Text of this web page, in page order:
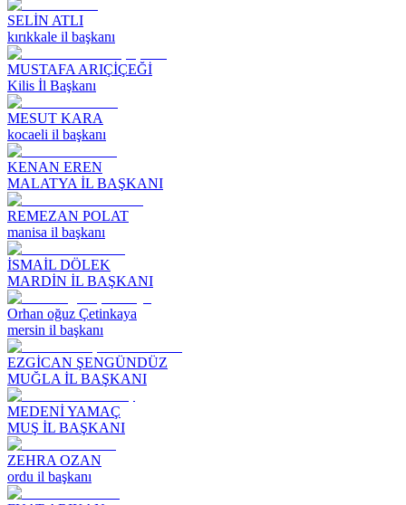
SELİN ATLI
kırıkkale il başkanı
MUSTAFA ARIÇİÇEĞİ
Kilis İl Başkanı
MESUT KARA
kocaeli il başkanı
KENAN EREN
MALATYA İL BAŞKANI
REMEZAN POLAT
manisa il başkanı
İSMAİL DÖLEK
MARDİN İL BAŞKANI
Orhan oğuz Çetinkaya
mersin il başkanı
EZGİCAN ŞENGÜNDÜZ
MUĞLA İL BAŞKANI
MEDENİ YAMAÇ
MUŞ İL BAŞKANI
ZEHRA OZAN
ordu il başkanı